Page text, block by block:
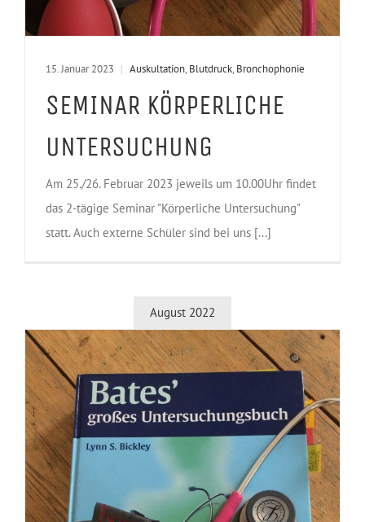
15. Januar 2023 | Auskultation, Blutdruck, Bronchophonie
SEMINAR KÖRPERLICHE
UNTERSUCHUNG
Am 25./26. Februar 2023 jeweils um 10.00Uhr findet
das 2-tägige Seminar "Körperliche Untersuchung"
statt. Auch externe Schüler sind bei uns [...]
August 2022